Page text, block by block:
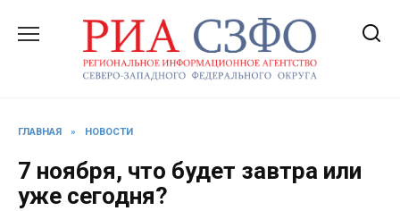
содержанию
ГЛАВНАЯ » НОВОСТИ
7 ноября, что будет завтра или
уже сегодня?